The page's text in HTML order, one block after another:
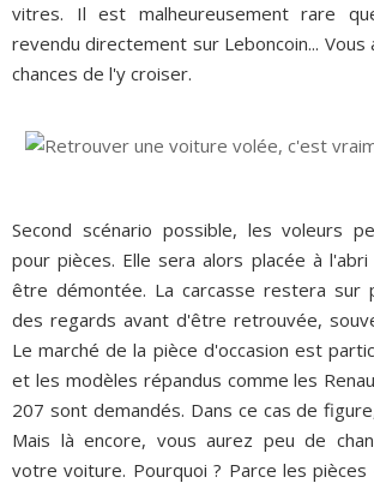
vitres. Il est malheureusement rare
revendu directement sur Leboncoin... Vous
chances de l'y croiser.
Second scénario possible, les voleurs
pour pièces. Elle sera alors placée à
être démontée. La carcasse restera sur
des regards avant d'être retrouvée,
Le marché de la pièce d'occasion est
et les modèles répandus comme les
207 sont demandés. Dans ce cas de
Mais là encore, vous aurez peu de
votre voiture. Pourquoi ? Parce les